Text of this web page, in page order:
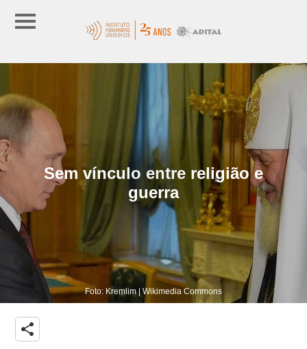
Sem vínculo entre religião e
guerra
Foto: Kremlim | Wikimedia Commons
share